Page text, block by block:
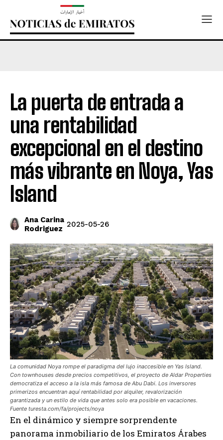
La puerta de entrada a
una rentabilidad
excepcional en el destino
más vibrante en Noya, Yas
Island
Ana Carina
Rodriguez 2025-05-26
La comunidad Noya rompe el paradigma del lujo inaccesible en Yas Island.
Con townhouses desde precios competitivos, el proyecto de Aldar Properties
democratiza el acceso a la isla más famosa de Abu Dabi. Los inversores
primerizos encuentran aquí rentabilidad por alquiler, revalorización
garantizada y un estilo de vida que antes solo era posible en vacaciones.
Fuente turesta.com/fa/projects/noya
En el dinámico y siempre sorprendente
panorama inmobiliario de los Emiratos Árabes